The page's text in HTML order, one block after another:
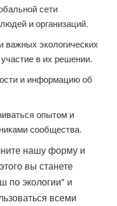
сети
и организаций.
важных экологических
в их решении.
и информацию об
опытом и
сообщества.
нашу форму и
вы станете
по экологии" и
всеми